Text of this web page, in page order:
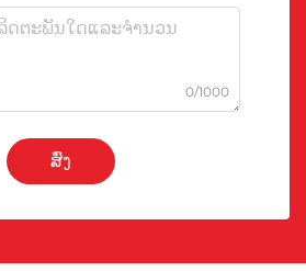
0/1000
ສົ່ງ